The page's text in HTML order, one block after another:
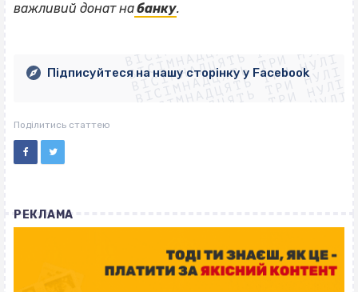
важливий донат набанку.
ВІСІМНАДЦЯТЬ ТРИ НУЛІ
ВІСІМНАДЦЯТЬ ТРИ НУЛІ
ВІСІМНАДЦЯТЬ ТРИ НУЛІ
ВІСІМНАДЦЯТЬ ТРИ НУЛІ
ВІСІМНАДЦЯТЬ ТРИ НУЛІ
ВІСІМНАДЦЯТЬ ТРИ НУЛІ
ВІСІМНАДЦЯТЬ ТРИ НУЛІ
ВІСІМНАДЦЯТЬ ТРИ НУЛІ
Підписуйтеся на нашу сторінку у Facebook
Поділитись статтею
РЕКЛАМА